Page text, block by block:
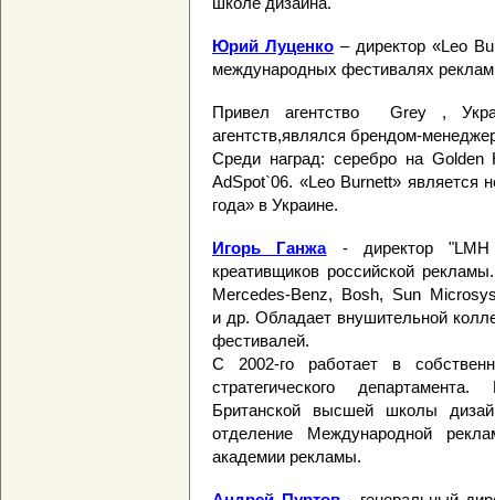
Юрий Луценко– директор «Leo
международных фестивалях
Привел агентство Grey ,
агентств,являлся брендом-
Среди наград: серебро на
AdSpot`06. «Leo Burnett» является
года» в Украине.
Игорь Ганжа- директор "LMH
креативщиков российской
Merсedes-Benz, Bosh, Sun
и др. Обладает внушительной
фестивалей.
С 2002-го работает в
стратегического
Британской высшей школы
отделение Международной
академии рекламы.